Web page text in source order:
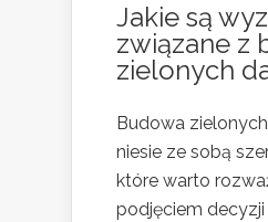
Jakie są
związane z
zielonych
Budowa
niesie ze sobą
które warto
podjęciem decyzji